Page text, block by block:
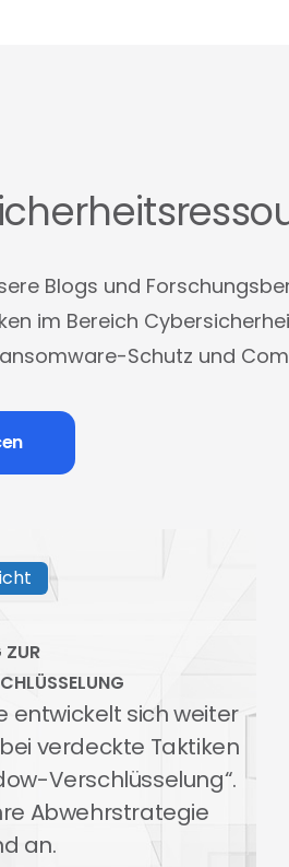
Blogs und
im Bereich
Schutz und
ZUR
entwickelt sich weiter
verdeckte Taktiken
Verschlüsselung“.
Abwehrstrategie
an.